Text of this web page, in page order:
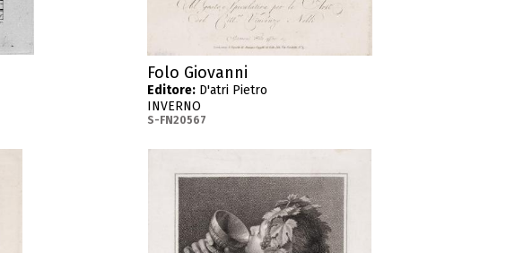
Folo Giovanni
Editore: D'atri Pietro
INVERNO
S-FN20567